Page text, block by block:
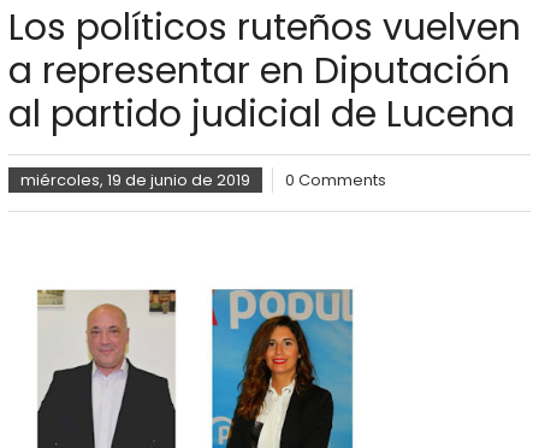
Los políticos ruteños vuelven
a representar en Diputación
al partido judicial de Lucena
miércoles, 19 de junio de 2019 0 Comments